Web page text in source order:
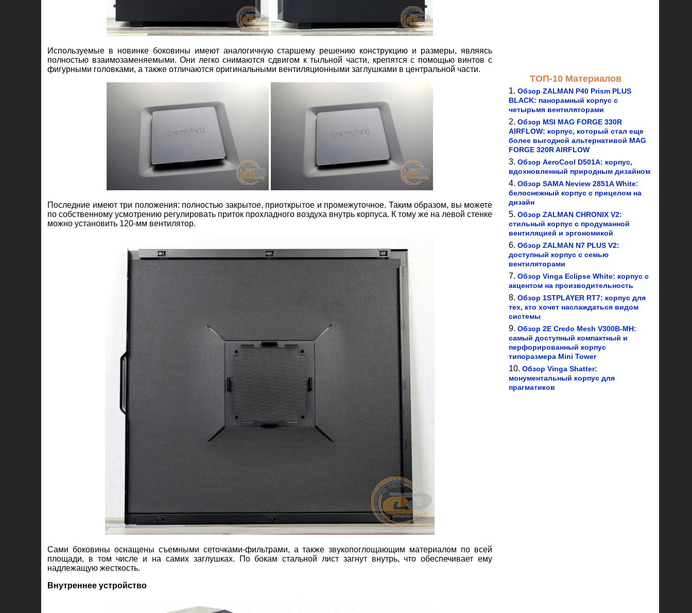
Используемые в новинке боковины имеют аналогичную старшему решению конструкцию и размеры, являясь
полностью взаимозаменяемыми. Они легко снимаются сдвигом к тыльной части, крепятся с помощью винтов с
фигурными головками, а также отличаются оригинальными вентиляционными заглушками в центральной части.
Последние имеют три положения: полностью закрытое, приоткрытое и промежуточное. Таким образом, вы можете
по собственному усмотрению регулировать приток прохладного воздуха внутрь корпуса. К тому же на левой стенке
можно установить 120-мм вентилятор.
Сами боковины оснащены съемными сеточками-фильтрами, а также звукопоглощающим материалом по всей
площади, в том числе и на самих заглушках. По бокам стальной лист загнут внутрь, что обеспечивает ему
надлежащую жесткость.
Внутреннее устройство
ТОП-10 Материалов
Обзор ZALMAN P40 Prism PLUS
BLACK: панорамный корпус с
четырьмя вентиляторами
Обзор MSI MAG FORGE 330R
AIRFLOW: корпус, который стал еще
более выгодной альтернативой MAG
FORGE 320R AIRFLOW
Обзор AeroCool D501A: корпус,
вдохновленный природным дизайном
Обзор SAMA Neview 2851A White:
белоснежный корпус с прицелом на
дизайн
Обзор ZALMAN CHRONIX V2:
стильный корпус с продуманной
вентиляцией и эргономикой
Обзор ZALMAN N7 PLUS V2:
доступный корпус с семью
вентиляторами
Обзор Vinga Eclipse White: корпус с
акцентом на производительность
Обзор 1STPLAYER RT7: корпус для
тех, кто хочет наслаждаться видом
системы
Обзор 2E Credo Mesh V300B-MH:
самый доступный компактный и
перфорированный корпус
типоразмера Mini Tower
Обзор Vinga Shatter:
монументальный корпус для
прагматиков